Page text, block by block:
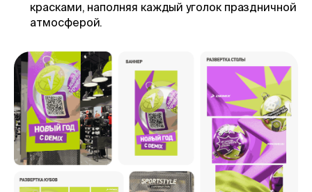
красками, наполняя каждый уголок праздничной
атмосферой.